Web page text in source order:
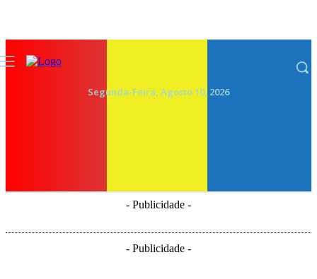
Segunda-Feira, Agosto 10, 2026
- Publicidade -
- Publicidade -